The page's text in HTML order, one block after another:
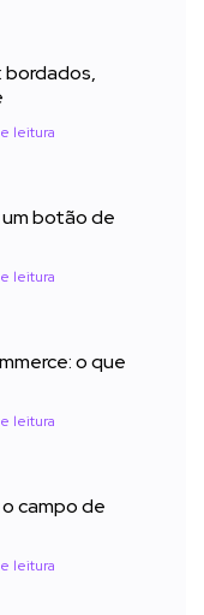
bordados,
leitura
botão de
leitura
o que
leitura
campo de
leitura